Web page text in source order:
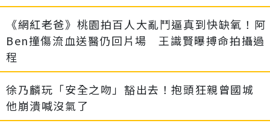
《網紅老爸》桃園拍百人大亂鬥逼真到快缺氧！阿
Ben撞傷流血送醫仍回片場 王識賢曝搏命拍攝過
程
徐乃麟玩「安全之吻」豁出去！抱頭狂親曾國城
他崩潰喊沒氣了